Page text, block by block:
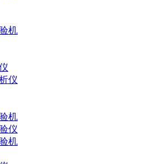
机
仪
机
仪
机